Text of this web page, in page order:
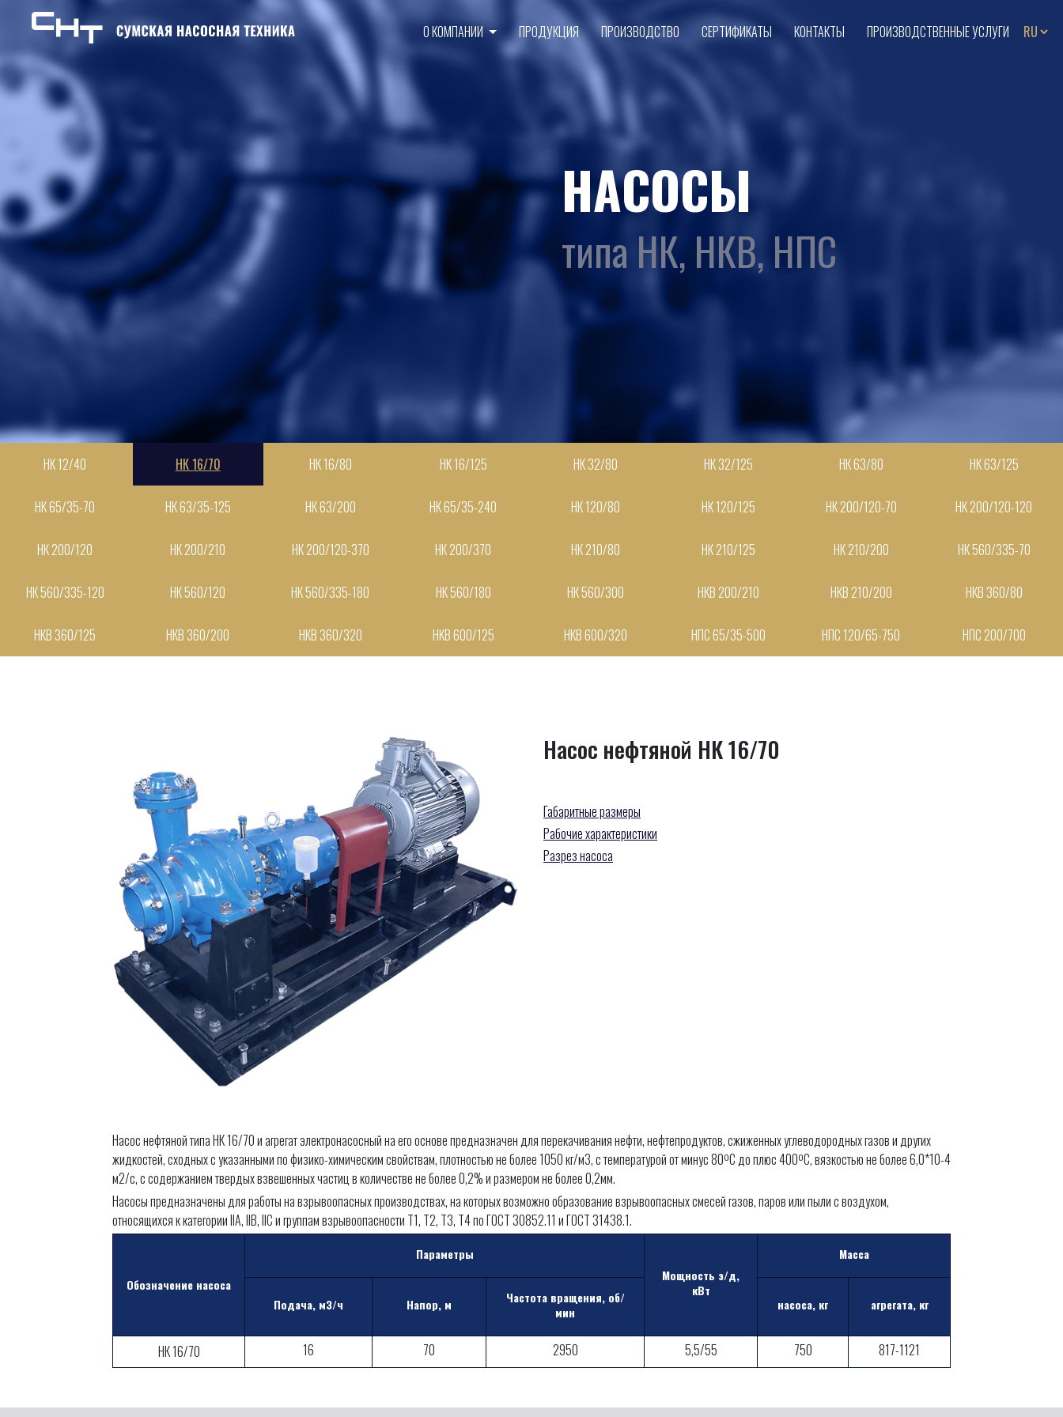
Skip to content
О КОМПАНИИ
ПРОДУКЦИЯ ПРОИЗВОДСТВО СЕРТИФИКАТЫ КОНТАКТЫ ПРОИЗВОДСТВЕННЫЕ УСЛУГИ
НАСОСЫ
типа НК, НКВ, НПС
НК 12/40 НК 16/70 НК 16/80 НК 16/125 НК 32/80 НК 32/125 НК 63/80 НК 63/125
НК 65/35-70 НК 63/35-125 НК 63/200 НК 65/35-240 НК 120/80 НК 120/125 НК 200/120-70 НК 200/120-120
НК 200/120 НК 200/210 НК 200/120-370 НК 200/370 НК 210/80 НК 210/125 НК 210/200 НК 560/335-70
НК 560/335-120 НК 560/120 НК 560/335-180 НК 560/180 НК 560/300 НКВ 200/210 НКВ 210/200 НКВ 360/80
НКВ 360/125 НКВ 360/200 НКВ 360/320 НКВ 600/125 НКВ 600/320 НПС 65/35-500 НПС 120/65-750 НПС 200/700
Насос нефтяной НК 16/70
Габаритные размеры
Рабочие характеристики
Разрез насоса
Насос нефтяной типа НК 16/70 и агрегат электронасосный на его основе предназначен для перекачивания нефти, нефтепродуктов, сжиженных углеводородных газов и других
жидкостей, сходных с указанными по физико-химическим свойствам, плотностью не более 1050 кг/м3, с температурой от минус 80ºС до плюс 400ºС, вязкостью не более 6,0*10-4
м2/с, с содержанием твердых взвешенных частиц в количестве не более 0,2% и размером не более 0,2мм.
Насосы предназначены для работы на взрывоопасных производствах, на которых возможно образование взрывоопасных смесей газов, паров или пыли с воздухом,
относящихся к категории IIA, IIB, IIC и группам взрывоопасности Т1, Т2, Т3, Т4 по ГОСТ 30852.11 и ГОСТ 31438.1.
Обозначение насоса
Параметры
Мощность э/д,
кВт
Масса
Подача, м3/ч Напор, м
Частота вращения, об/
мин
насоса, кг агрегата, кг
НК 16/70 16 70 2950 5,5/55 750 817-1121